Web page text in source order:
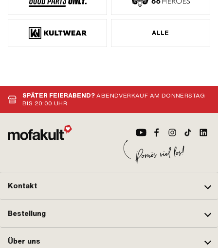
ALLE
SPÄTER FEIERABEND?ABENDVERKAUF AM DONNERSTAG
BIS 20:00 UHR
Kontakt
Bestellung
Über uns